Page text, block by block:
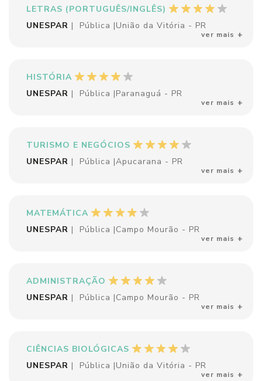
LETRAS (PORTUGUÊS/INGLÊS)
UNESPAR | Pública |União da Vitória - PR
ver mais
HISTÓRIA
UNESPAR | Pública |Paranaguá - PR
ver mais
TURISMO E NEGÓCIOS
UNESPAR | Pública |Apucarana - PR
ver mais
MATEMÁTICA
UNESPAR | Pública |Campo Mourão - PR
ver mais
ADMINISTRAÇÃO
UNESPAR | Pública |Campo Mourão - PR
ver mais
CIÊNCIAS BIOLÓGICAS
UNESPAR | Pública |União da Vitória - PR
ver mais